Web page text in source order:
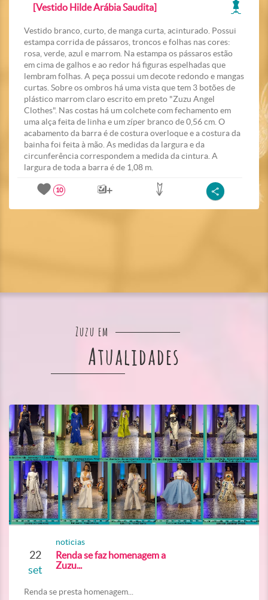
[Vestido Hilde Arábia Saudita]
Vestido branco, curto, de manga curta, acinturado. Possui
estampa corrida de pássaros, troncos e folhas nas cores:
rosa, verde, azul e marrom. Na estampa os pássaros estão
em cima de galhos e ao redor há figuras espelhadas que
lembram folhas. A peça possui um decote redondo e mangas
curtas. Sobre os ombros há uma vista que tem 3 botões de
plástico marrom claro escrito em preto "Zuzu Angel
Clothes". Nas costas há um colchete com fechamento em
uma alça feita de linha e um zíper branco de 0,56 cm. O
acabamento da barra é de costura overloque e a costura da
bainha foi feita à mão. As medidas da largura e da
circunferência correspondem a medida da cintura. A
largura de toda a barra é de 1,08 m.
10
Zuzu em
Atualidades
22
set
noticias
Renda se faz homenagem a
Zuzu...
Renda se presta homenagem...